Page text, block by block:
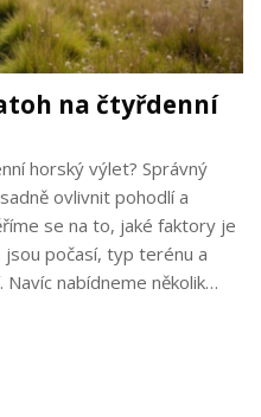
na čtyřdenní
horský výlet? Správný
ovlivnit pohodlí a
se na to, jaké faktory je
počasí, typ terénu a
nabídneme několik